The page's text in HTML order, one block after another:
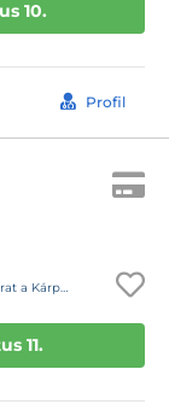
10.
Profil
u. 1. felől)
11.